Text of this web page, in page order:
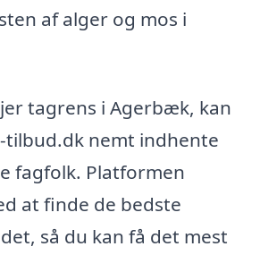
af alger og mos i
tagrens i Agerbæk, kan
tilbud.dk nemt indhente
fagfolk. Platformen
at finde de bedste
så du kan få det mest